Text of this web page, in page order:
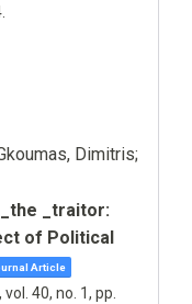
Dimitris;
_traitor:
of Political
Article
vol. 40, no. 1, pp.